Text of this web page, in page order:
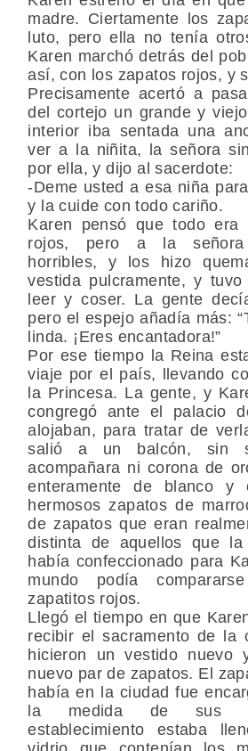
madre. Ciertamente los
luto, pero ella no tenía
Karen marchó detrás del
así, con los zapatos rojos, y
Precisamente acertó a
del cortejo un grande y
interior iba sentada una
ver a la niñita, la señora
por ella, y dijo al sacerdote:
-Deme usted a esa niña
y la cuide con todo cariño.
Karen pensó que todo era
rojos, pero a la señora
horribles, y los hizo
vestida pulcramente, y
leer y coser. La gente
pero el espejo añadía más:
linda. ¡Eres encantadora!”
Por ese tiempo la Reina
viaje por el país, llevando
la Princesa. La gente, y
congregó ante el palacio
alojaban, para tratar de
salió a un balcón, sin
acompañara ni corona de
enteramente de blanco
hermosos zapatos de
de zapatos que eran
distinta de aquellos que la
había confeccionado para
mundo podía
zapatitos rojos.
Llegó el tiempo en que
recibir el sacramento de la
hicieron un vestido nuevo
nuevo par de zapatos. El
había en la ciudad fue
la medida de sus
establecimiento estaba